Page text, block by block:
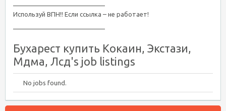
Используй ВПН!! Если ссылка – не работает!
Бухарест купить Кокаин, Экстази,
Мдма, Лсд's job listings
No jobs found.